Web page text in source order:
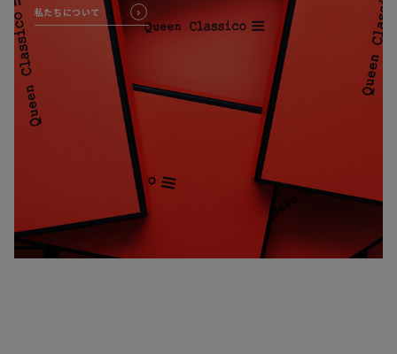
私たちについて